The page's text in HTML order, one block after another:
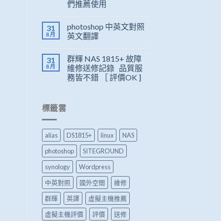
們推薦使用
31
8 月
photoshop 中英文對照
英文翻譯
31
8 月
群輝 NAS 1815+ 故障
維修送修記錄 品質服
務皆不錯 ［ 評價OK ]
標籤雲
alias DS1815+ linux
NAS
photoshop
SITEGROUND
synology
Wordpress
中英對照
國外空間
維修
群輝
英譯
虛擬主機推薦
虛擬主機評價
評價 送修